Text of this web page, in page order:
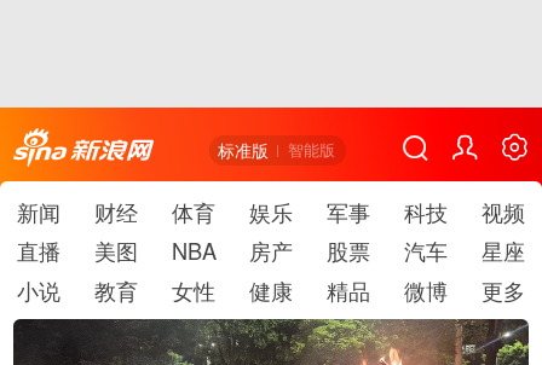
标准版 智能版
新闻 财经 体育 娱乐 军事 科技
视频
直播
美图 NBA 房产 股票 汽车
星座
小说
教育 女性 健康 精品 微博 更多